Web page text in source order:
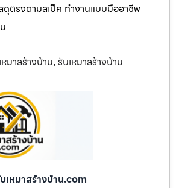
ตรงตามสเป็ค ทำงานแบบมืออาชีพ
หมาสร้างบ้าน, รับเหมาสร้างบ้าน
เหมาสร้างบ้าน.com